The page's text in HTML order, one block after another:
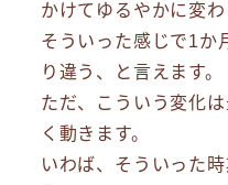
かけてゆるやかに変わ
そういった感じで1か
り違う、と言えます。
ただ、こういう変化
く動きます。
いわば、そういった